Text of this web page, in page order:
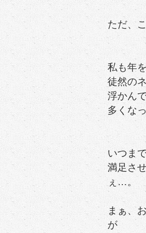
ただ、
私も年
徒然の
浮かん
多くな
いつま
満足さ
ぇ…。
まぁ、
が